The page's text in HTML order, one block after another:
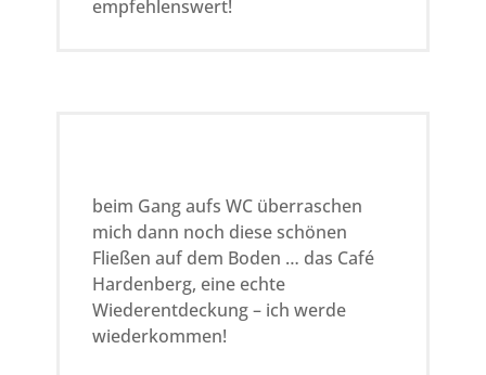
empfehlenswert!
beim Gang aufs WC überraschen
mich dann noch diese schönen
Fließen auf dem Boden … das Café
Hardenberg, eine echte
Wiederentdeckung – ich werde
wiederkommen!